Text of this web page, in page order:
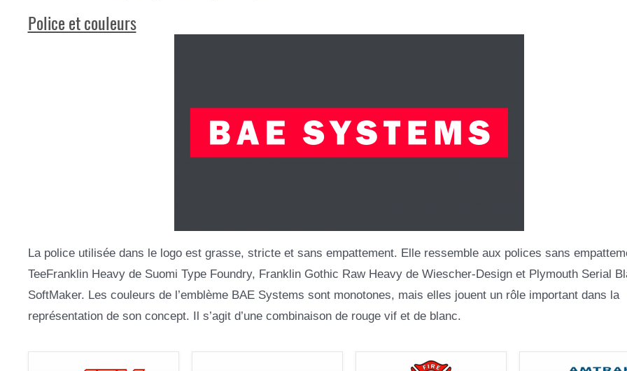
Police et couleurs
La police utilisée dans le logo est grasse, stricte et sans empattement. Elle ressemble aux polices sans
TeeFranklin Heavy de Suomi Type Foundry, Franklin Gothic Raw Heavy de Wiescher-Design et Plymouth Serial
SoftMaker. Les couleurs de l’emblème BAE Systems sont monotones, mais elles jouent un rôle important dans la
représentation de son concept. Il s’agit d’une combinaison de rouge vif et de blanc.